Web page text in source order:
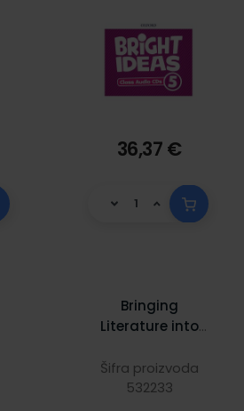
36,37 €
Bringing
Literature into
Šifra proizvoda
532233